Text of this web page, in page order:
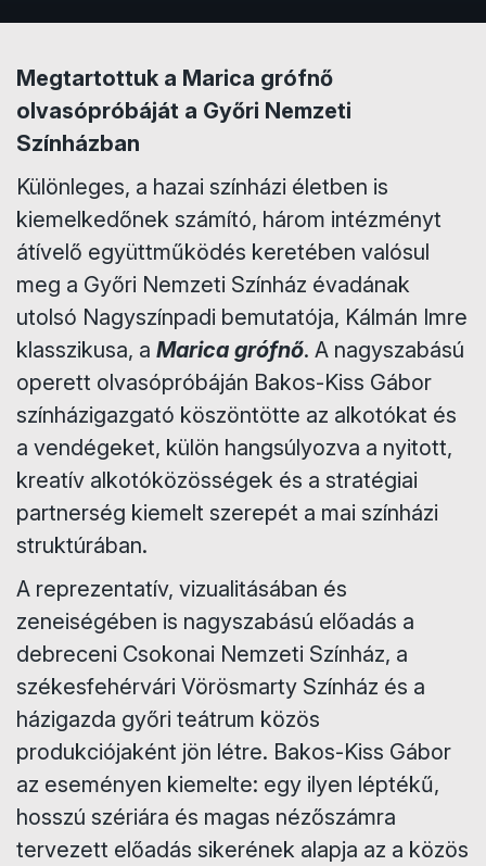
Megtartottuk a Marica grófnő
olvasópróbáját a Győri Nemzeti
Színházban
Különleges, a hazai színházi életben is
kiemelkedőnek számító, három intézményt
átívelő együttműködés keretében valósul
meg a Győri Nemzeti Színház évadának
utolsó Nagyszínpadi bemutatója, Kálmán Imre
klasszikusa, a Marica grófnő. A nagyszabású
operett olvasópróbáján Bakos-Kiss Gábor
színházigazgató köszöntötte az alkotókat és
a vendégeket, külön hangsúlyozva a nyitott,
kreatív alkotóközösségek és a stratégiai
partnerség kiemelt szerepét a mai színházi
struktúrában.
​A reprezentatív, vizualitásában és
zeneiségében is nagyszabású előadás a
debreceni Csokonai Nemzeti Színház, a
székesfehérvári Vörösmarty Színház és a
házigazda győri teátrum közös
produkciójaként jön létre. Bakos-Kiss Gábor
az eseményen kiemelte: egy ilyen léptékű,
hosszú szériára és magas nézőszámra
tervezett előadás sikerének alapja az a közös